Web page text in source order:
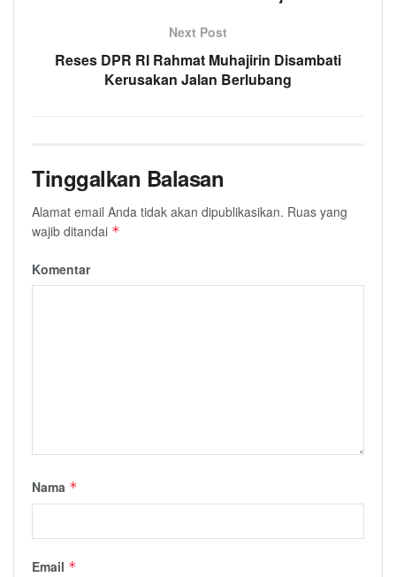
Next Post
Reses DPR RI Rahmat Muhajirin Disambati
Kerusakan Jalan Berlubang
Tinggalkan Balasan
Alamat email Anda tidak akan dipublikasikan. Ruas yang
wajib ditandai *
Komentar
Nama *
Email *